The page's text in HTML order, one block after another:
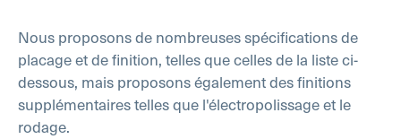
Nous proposons de nombreuses spécifications de
placage et de finition, telles que celles de la liste ci-
dessous, mais proposons également des finitions
supplémentaires telles que l'électropolissage et le
rodage.